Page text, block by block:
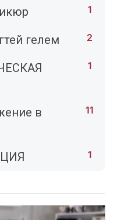
1
гелем 2
1
в
11
1